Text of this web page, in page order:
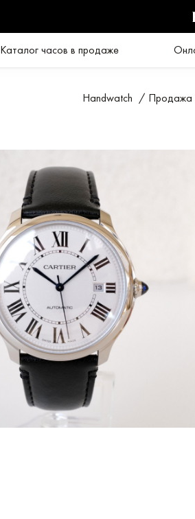
Каталог часов в продаже
Handwatch / Продажа